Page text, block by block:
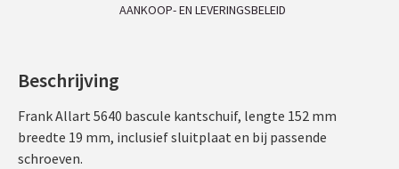
AANKOOP- EN LEVERINGSBELEID
Beschrijving
Frank Allart 5640 bascule kantschuif, lengte 152 mm
breedte 19 mm, inclusief sluitplaat en bij passende
schroeven.